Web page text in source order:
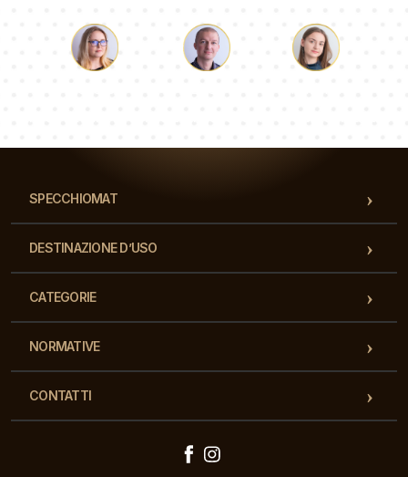
SPECCHIOMAT
DESTINAZIONE D’USO
CATEGORIE
NORMATIVE
CONTATTI